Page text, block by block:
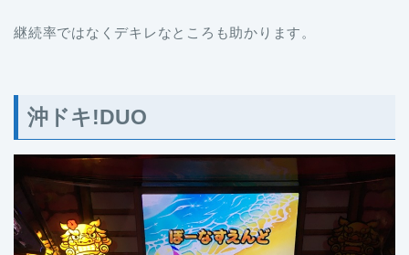
継続率ではなくデキレなところも助かります。
沖ドキ!DUO